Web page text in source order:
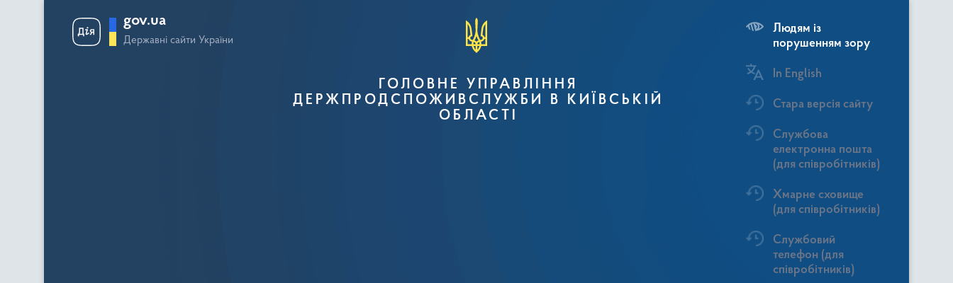
gov.ua
Державні сайти України
ГОЛОВНЕ УПРАВЛІННЯ
ДЕРЖПРОДСПОЖИВСЛУЖБИ В КИЇВСЬКІЙ
ОБЛАСТІ
Людям із
порушенням зору
In English
Стара версія сайту
Службова
електронна пошта
(для співробітників)
Хмарне сховище
(для співробітників)
Службовий
телефон (для
співробітників)